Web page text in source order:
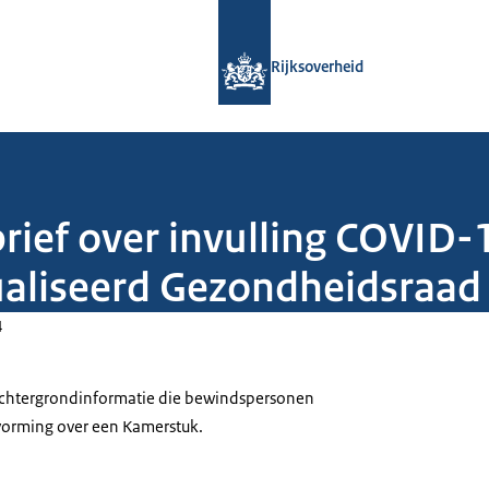
Rijksoverheid
over invulling
die bewindspersonen
over een Kamerstuk.